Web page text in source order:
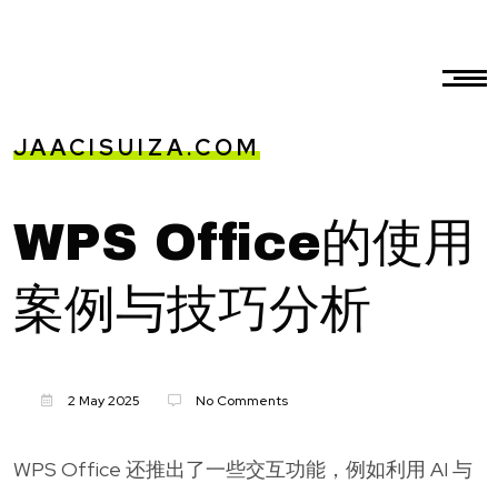
JAACISUIZA.COM
WPS Office的使用
案例与技巧分析
2 May 2025 No Comments
WPS Office 还推出了一些交互功能，例如利用 AI 与